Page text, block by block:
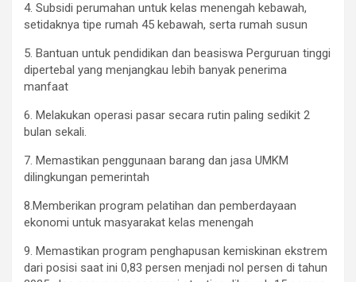
4. Subsidi perumahan untuk kelas menengah kebawah,
setidaknya tipe rumah 45 kebawah, serta rumah susun
5. Bantuan untuk pendidikan dan beasiswa Perguruan tinggi
dipertebal yang menjangkau lebih banyak penerima
manfaat
6. Melakukan operasi pasar secara rutin paling sedikit 2
bulan sekali.
7. Memastikan penggunaan barang dan jasa UMKM
dilingkungan pemerintah
8.Memberikan program pelatihan dan pemberdayaan
ekonomi untuk masyarakat kelas menengah
9. Memastikan program penghapusan kemiskinan ekstrem
dari posisi saat ini 0,83 persen menjadi nol persen di tahun